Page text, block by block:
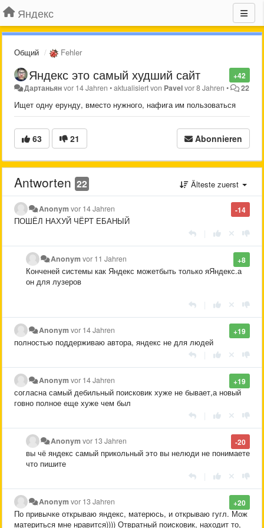
Яндекс
Общий Fehler
+42
Яндекс это самый худший сайт
Дартаньянvor 14 Jahren •aktualisiert von Pavelvor 8 Jahren • 22
Ищет одну ерунду, вместо нужного, нафига им пользоваться
63 21 Abonnieren
Antworten 22 Älteste zuerst
-14
Anonym vor 14 Jahren
ПОШЁЛ НАХУЙ ЧЁРТ ЕБАНЫЙ
+8
Anonym vor 11 Jahren
Конченей системы как Яндекс можетбыть только яЯндекс.а
он для лузеров
+19
Anonym vor 14 Jahren
полностью поддерживаю автора, яндекс не для людей
+19
Anonym vor 14 Jahren
согласна самый дебильный поисковик хуже не бывает,а новый
говно полное еще хуже чем был
-20
Anonym vor 13 Jahren
вы чё яндекс самый прикольный это вы нелюди не понимаете
что пишите
+20
Anonym vor 13 Jahren
По привычке открываю яндекс, матерюсь, и открываю гугл. Мож
материться мне нравится)))) Отвратный поисковик, находит то,